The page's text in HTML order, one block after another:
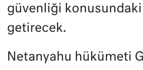
güvenliği
getirecek.
Netanyahu hükümeti